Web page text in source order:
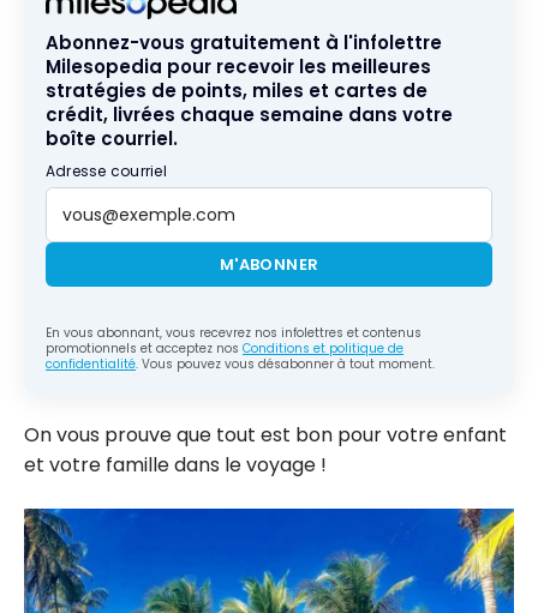
Abonnez-vous gratuitement à l'infolettre
Milesopedia pour recevoir les meilleures
stratégies de points, miles et cartes de
crédit, livrées chaque semaine dans votre
boîte courriel.
Adresse courriel
M'ABONNER
En vous abonnant, vous recevrez nos infolettres et contenus
promotionnels et acceptez nos Conditions et politique de
confidentialité. Vous pouvez vous désabonner à tout moment.
On vous prouve que tout est bon pour votre enfant
et votre famille dans le voyage !